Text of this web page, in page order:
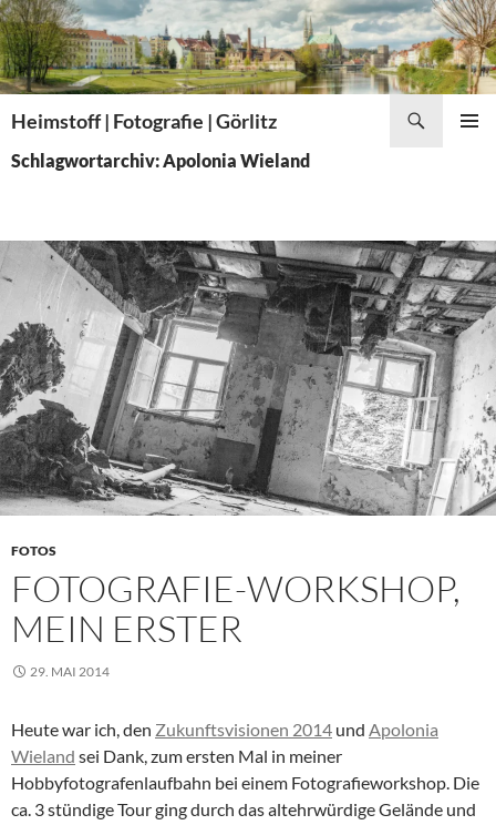
Zum
Inhalt
springen
Heimstoff | Fotografie | Görlitz
Schlagwortarchiv: Apolonia Wieland
FOTOS
FOTOGRAFIE-WORKSHOP,
MEIN ERSTER
29. MAI 2014
Heute war ich, den Zukunftsvisionen 2014 und Apolonia
Wieland sei Dank, zum ersten Mal in meiner
Hobbyfotografenlaufbahn bei einem Fotografieworkshop. Die
ca. 3 stündige Tour ging durch das altehrwürdige Gelände und